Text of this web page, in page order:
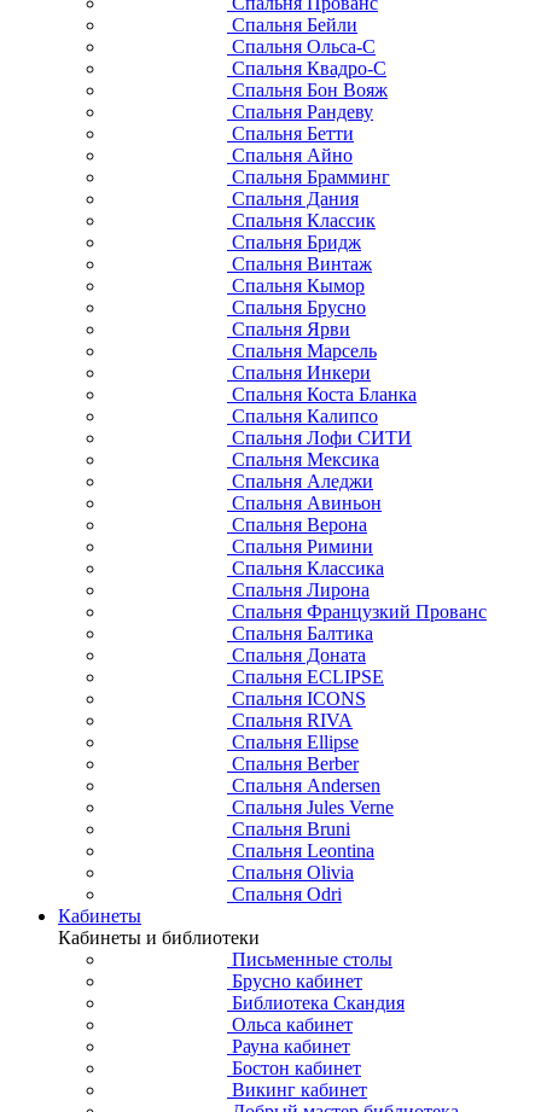
Спальня Бейли
Спальня Ольса-С
Спальня Квадро-С
Спальня Бон Вояж
Спальня Рандеву
Спальня Бетти
Спальня Айно
Спальня Брамминг
Спальня Дания
Спальня Классик
Спальня Бридж
Спальня Винтаж
Спальня Кымор
Спальня Брусно
Спальня Ярви
Спальня Марсель
Спальня Инкери
Спальня Коста Бланка
Спальня Калипсо
Спальня Лофи СИТИ
Спальня Мексика
Спальня Аледжи
Спальня Авиньон
Спальня Верона
Спальня Римини
Спальня Классика
Спальня Лирона
Спальня Французкий Прованс
Спальня Балтика
Спальня Доната
Спальня ECLIPSE
Спальня ICONS
Спальня RIVA
Спальня Ellipse
Спальня Berber
Спальня Andersen
Спальня Jules Verne
Спальня Bruni
Спальня Leontina
Спальня Olivia
Спальня Odri
Кабинеты
Кабинеты и библиотеки
Письменные столы
Брусно кабинет
Библиотека Скандия
Ольса кабинет
Рауна кабинет
Бостон кабинет
Викинг кабинет